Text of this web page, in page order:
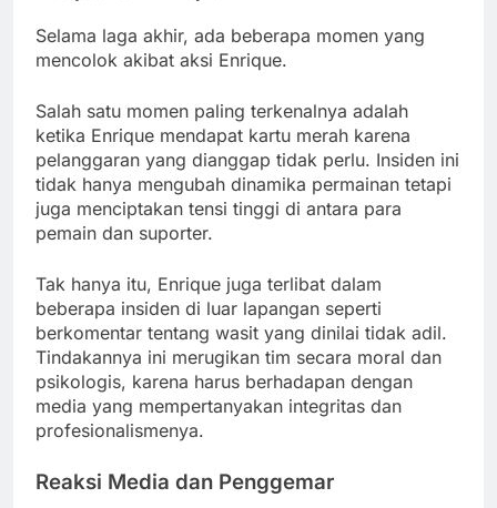
Selama laga akhir, ada beberapa momen yang
mencolok akibat aksi Enrique.
Salah satu momen paling terkenalnya adalah
ketika Enrique mendapat kartu merah karena
pelanggaran yang dianggap tidak perlu. Insiden ini
tidak hanya mengubah dinamika permainan tetapi
juga menciptakan tensi tinggi di antara para
pemain dan suporter.
Tak hanya itu, Enrique juga terlibat dalam
beberapa insiden di luar lapangan seperti
berkomentar tentang wasit yang dinilai tidak adil.
Tindakannya ini merugikan tim secara moral dan
psikologis, karena harus berhadapan dengan
media yang mempertanyakan integritas dan
profesionalismenya.
Reaksi Media dan Penggemar